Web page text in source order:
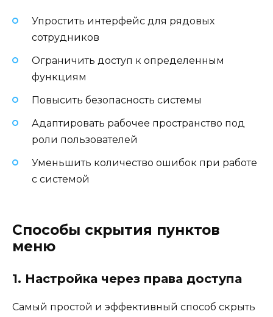
Упростить интерфейс для рядовых
сотрудников
Ограничить доступ к определенным
функциям
Повысить безопасность системы
Адаптировать рабочее пространство под
роли пользователей
Уменьшить количество ошибок при работе
с системой
Способы скрытия пунктов
меню
1. Настройка через права доступа
Самый простой и эффективный способ скрыть